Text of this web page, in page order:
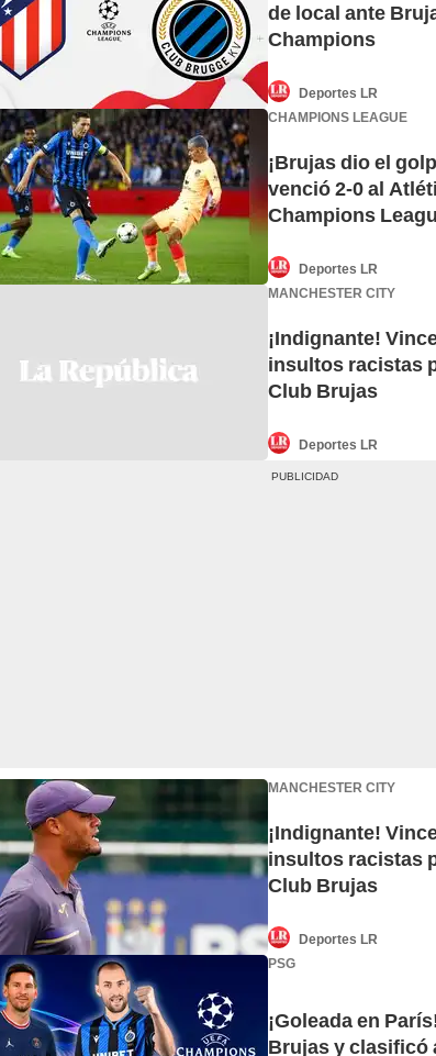
de local ante
Champions
Deportes LR
CHAMPIONS LEAGUE
¡Brujas dio el
venció 2-0 al
Champions
Deportes LR
MANCHESTER CITY
¡Indignante!
insultos racistas
Club Brujas
Deportes LR
MANCHESTER CITY
¡Indignante!
insultos racistas
Club Brujas
Deportes LR
PSG
¡Goleada en
Brujas y clasificó